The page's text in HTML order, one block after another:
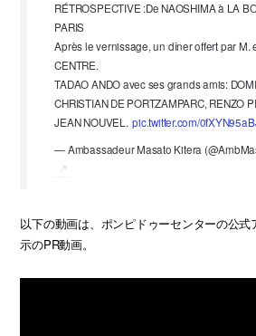
RÉTROSPECTIVE :De NAOSHIMA à LA
PARIS
Après le vernissage, un dîner offert par M.
CENTRE.
TADAO ANDO avec ses grands amis:
CHRISTIAN DE PORTZAMPARC, RENZO
JEAN NOUVEL. pic.twitter.com/
— Ambassadeur Masato Kitera
以下の動画は、ポンピドゥーセンターの公
示のPR動画。